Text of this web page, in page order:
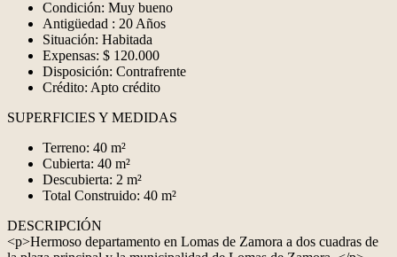
Condición: Muy bueno
Antigüedad : 20 Años
Situación: Habitada
Expensas: $ 120.000
Disposición: Contrafrente
Crédito: Apto crédito
SUPERFICIES Y MEDIDAS
Terreno: 40 m²
Cubierta: 40 m²
Descubierta: 2 m²
Total Construido: 40 m²
DESCRIPCIÓN
<p>Hermoso departamento en Lomas de Zamora a dos cuadras de